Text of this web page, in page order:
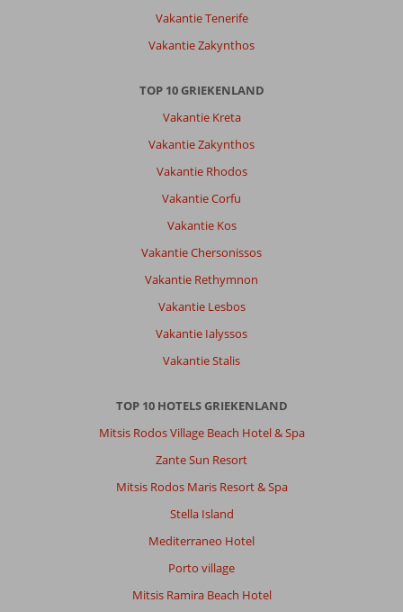
Vakantie Tenerife
Vakantie Zakynthos
TOP 10 GRIEKENLAND
Vakantie Kreta
Vakantie Zakynthos
Vakantie Rhodos
Vakantie Corfu
Vakantie Kos
Vakantie Chersonissos
Vakantie Rethymnon
Vakantie Lesbos
Vakantie Ialyssos
Vakantie Stalis
TOP 10 HOTELS GRIEKENLAND
Mitsis Rodos Village Beach Hotel & Spa
Zante Sun Resort
Mitsis Rodos Maris Resort & Spa
Stella Island
Mediterraneo Hotel
Porto village
Mitsis Ramira Beach Hotel